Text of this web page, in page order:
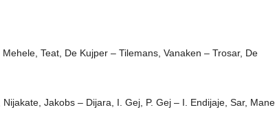
Teat, De Kujper – Tilemans, Vanaken – Trosar, De
Jakobs – Dijara, I. Gej, P. Gej – I. Endijaje, Sar, Mane